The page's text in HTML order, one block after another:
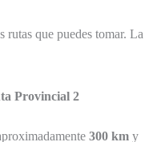
rutas que puedes tomar. La
Provincial 2
300 km y